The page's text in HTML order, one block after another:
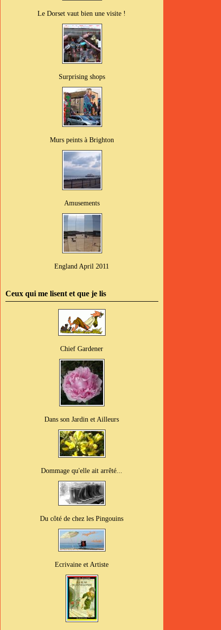
Le Dorset vaut bien une visite !
Surprising shops
Murs peints à Brighton
Amusements
England April 2011
Ceux qui me lisent et que je lis
Chief Gardener
Dans son Jardin et Ailleurs
Dommage qu'elle ait arrêté...
Du côté de chez les Pingouins
Ecrivaine et Artiste